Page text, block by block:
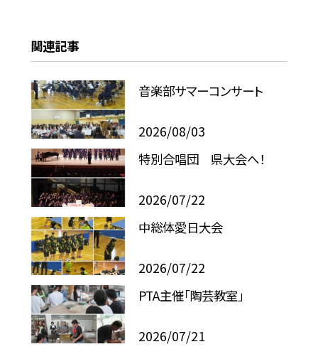
関連記事
音楽部サマーコンサート
2026/08/03
特別合唱団 県大会へ！
2026/07/22
中総体愛日大会
2026/07/22
PTA主催「陶芸教室」
2026/07/21